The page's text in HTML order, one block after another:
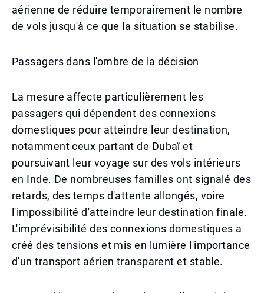
aérienne de réduire temporairement le nombre
de vols jusqu'à ce que la situation se stabilise.
Passagers dans l'ombre de la décision
La mesure affecte particulièrement les
passagers qui dépendent des connexions
domestiques pour atteindre leur destination,
notamment ceux partant de Dubaï et
poursuivant leur voyage sur des vols intérieurs
en Inde. De nombreuses familles ont signalé des
retards, des temps d'attente allongés, voire
l'impossibilité d'atteindre leur destination finale.
L'imprévisibilité des connexions domestiques a
créé des tensions et mis en lumière l'importance
d'un transport aérien transparent et stable.